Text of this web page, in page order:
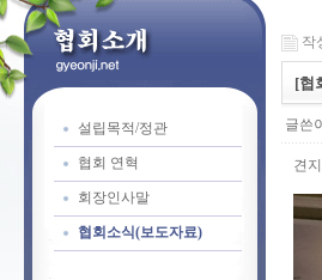
설립목적/정관
협회 연혁
회장인사말
협회소식(보도자료)
작
[협
글쓴
견